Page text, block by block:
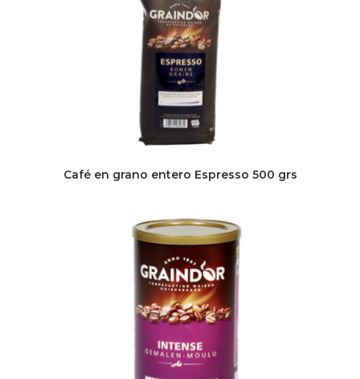
Café en grano entero Espresso 500 grs